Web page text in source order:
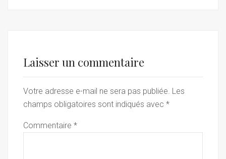
Laisser un commentaire
Votre adresse e-mail ne sera pas publiée. Les
champs obligatoires sont indiqués avec *
Commentaire *